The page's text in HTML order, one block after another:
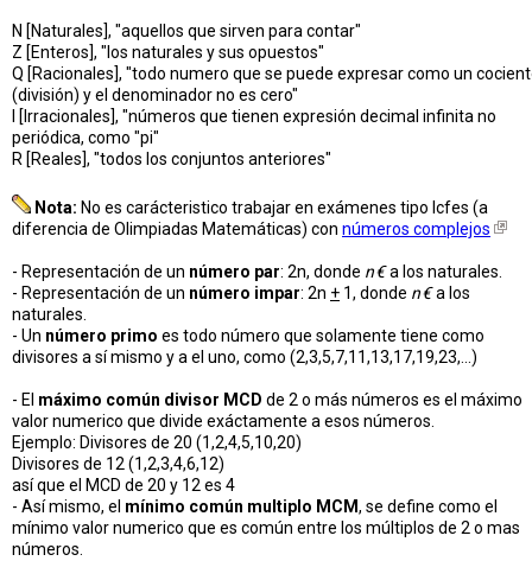
N [Naturales], "aquellos que sirven para contar"
Z [Enteros], "los naturales y sus opuestos"
Q [Racionales], "todo numero que se puede expresar como un
(división) y el denominador no es cero"
I [Irracionales], "números que tienen expresión decimal infinita no
periódica, como "pi"
R [Reales], "todos los conjuntos anteriores"
Nota: No es carácteristico trabajar en exámenes tipo Icfes (a
diferencia de Olimpiadas Matemáticas) con números complejos
- Representación de un número par: 2n, donde n€a los naturales.
- Representación de un número impar: 2n + 1, donde n€a los
naturales.
- Un número primo es todo número que solamente tiene como
divisores a sí mismo y a el uno, como (2,3,5,7,11,13,17,19,23,...)
- El máximo común divisor MCD de 2 o más números es el máximo
valor numerico que divide exáctamente a esos números.
Ejemplo: Divisores de 20 (1,2,4,5,10,20)
Divisores de 12 (1,2,3,4,6,12)
así que el MCD de 20 y 12 es 4
- Así mismo, el mínimo común multiplo MCM, se define como el
mínimo valor numerico que es común entre los múltiplos de 2 o mas
números.